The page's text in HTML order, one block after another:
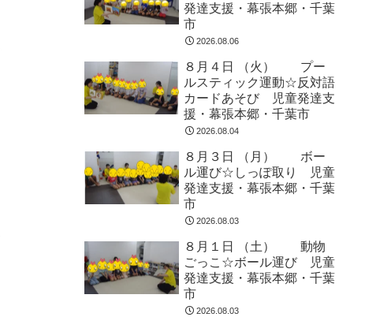
発達支援・幕張本郷・千葉
市
2026.08.06
８月４日 （火） プー
ルスティック運動☆反対語
カードあそび 児童発達支
援・幕張本郷・千葉市
2026.08.04
８月３日 （月） ボー
ル運び☆しっぽ取り 児童
発達支援・幕張本郷・千葉
市
2026.08.03
８月１日 （土） 動物
ごっこ☆ボール運び 児童
発達支援・幕張本郷・千葉
市
2026.08.03